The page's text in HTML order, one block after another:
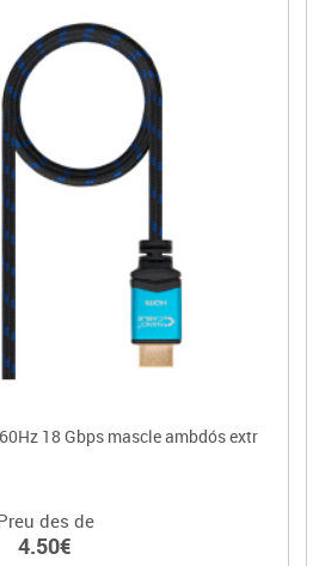
18 Gbps mascle ambdós extr
des de
4.50€